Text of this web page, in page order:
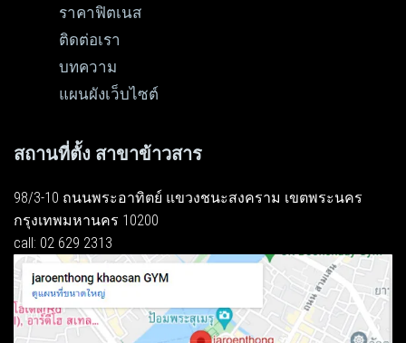
ราคาฟิตเนส
ติดต่อเรา
บทความ
แผนผังเว็บไซต์
สถานที่ตั้ง สาขาข้าวสาร
98/3-10 ถนนพระอาทิตย์ แขวงชนะสงคราม เขตพระนคร
กรุงเทพมหานคร 10200
call: 02 629 2313